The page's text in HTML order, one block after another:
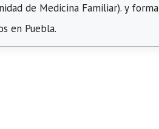
de Medicina Familiar). y forma
en Puebla.